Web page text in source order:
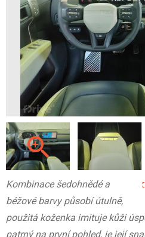
Kombinace šedohnědé a
béžové barvy působí útulně,
použitá koženka imituje kůži
patrný na první pohled, je její